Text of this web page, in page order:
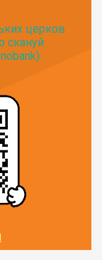
церков
скануй